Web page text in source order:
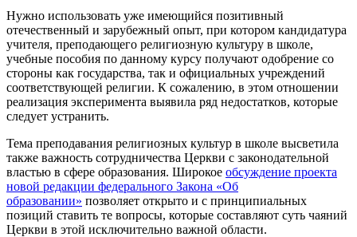
Нужно использовать уже имеющийся позитивный
отечественный и зарубежный опыт, при котором кандидатура
учителя, преподающего религиозную культуру в школе,
учебные пособия по данному курсу получают одобрение со
стороны как государства, так и официальных учреждений
соответствующей религии. К сожалению, в этом отношении
реализация эксперимента выявила ряд недостатков, которые
следует устранить.
Тема преподавания религиозных культур в школе высветила
также важность сотрудничества Церкви с законодательной
властью в сфере образования. Широкое обсуждение проекта
новой редакции федерального Закона «Об
образовании» позволяет открыто и с принципиальных
позиций ставить те вопросы, которые составляют суть чаяний
Церкви в этой исключительно важной области.